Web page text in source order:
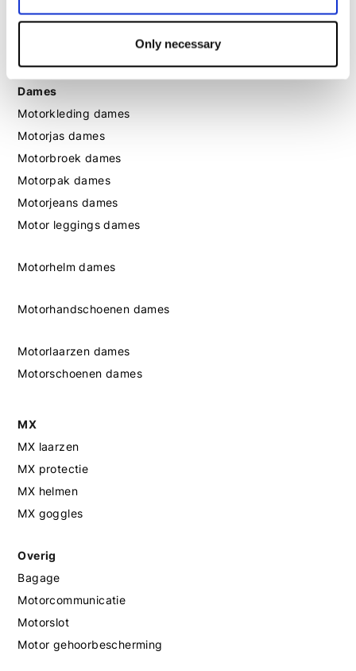
Only necessary
Motorlaarzen heren
Motorschoenen heren
Dames
Motorkleding dames
Motorjas dames
Motorbroek dames
Motorpak dames
Motorjeans dames
Motor leggings dames
Motorhelm dames
Motorhandschoenen dames
Motorlaarzen dames
Motorschoenen dames
MX
MX laarzen
MX protectie
MX helmen
MX goggles
Overig
Bagage
Motorcommunicatie
Motorslot
Motor gehoorbescherming